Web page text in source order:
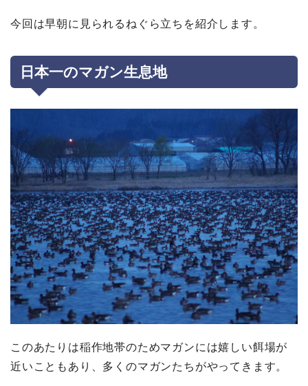
今回は早朝に見られるねぐら立ちを紹介します。
日本一のマガン生息地
このあたりは稲作地帯のためマガンには嬉しい餌場が
近いこともあり、多くのマガンたちがやってきます。